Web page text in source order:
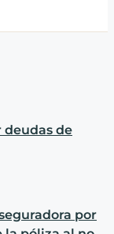
deudas de
por